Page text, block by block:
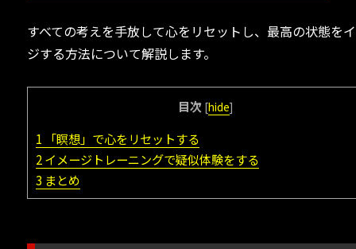
すべての考えを手放して心をリセットし、最高の状態を
ジする方法について解説します。
目次 [hide]
1 「瞑想」で心をリセットする
2イメージトレーニングで疑似体験をする
3 まとめ